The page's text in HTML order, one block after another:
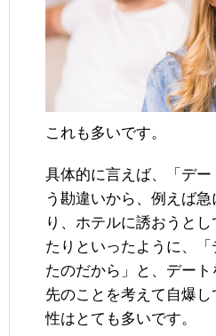
これも多いです。
具体的に言えば、「デ
う勘違いから、例えば
り、ホテルに誘おうと
たりといったように、
たのだから」と、デー
先のことを考えて自爆
性はとても多いです。